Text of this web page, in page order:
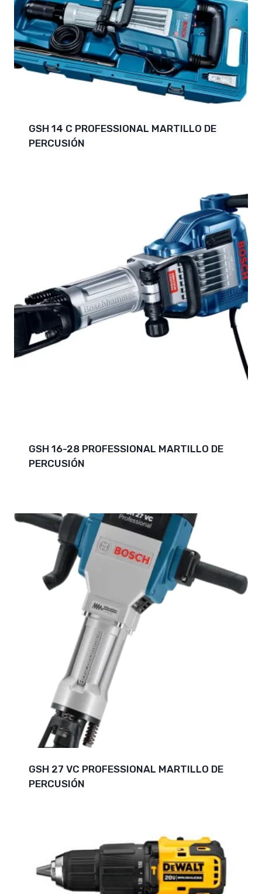
GSH 14 C PROFESSIONAL MARTILLO DE
PERCUSIÓN
GSH 16-28 PROFESSIONAL MARTILLO DE
PERCUSIÓN
GSH 27 VC PROFESSIONAL MARTILLO DE
PERCUSIÓN